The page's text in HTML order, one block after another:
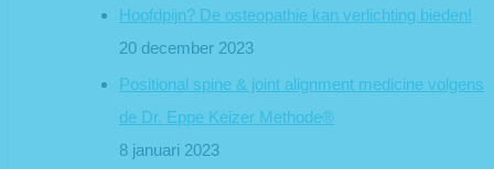
Hoofdpijn? De osteopathie kan verlichting bieden!
20 december 2023
Positional spine & joint alignment medicine volgens
de Dr. Eppe Keizer Methode®
8 januari 2023